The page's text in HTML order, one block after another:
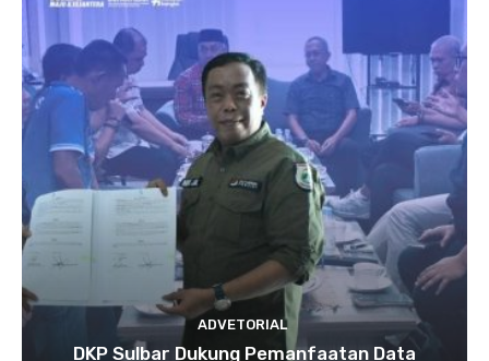
ADVETORIAL
DKP Sulbar Dukung Pemanfaatan Data